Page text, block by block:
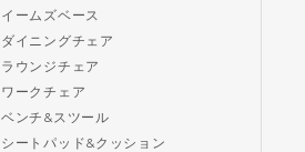
イームズベース
ダイニングチェア
ラウンジチェア
ワークチェア
ベンチ&スツール
シートパッド&クッション